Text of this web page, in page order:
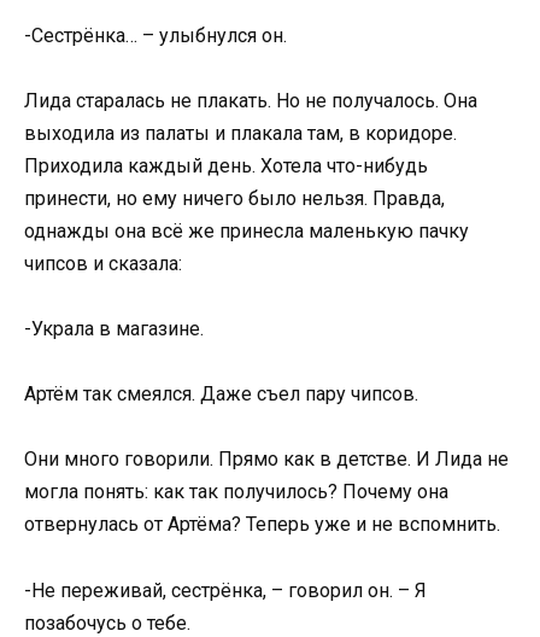
-Сестрёнка… – улыбнулся он.
Лида старалась не плакать. Но не получалось. Она
выходила из палаты и плакала там, в коридоре.
Приходила каждый день. Хотела что-нибудь
принести, но ему ничего было нельзя. Правда,
однажды она всё же принесла маленькую пачку
чипсов и сказала:
-Украла в магазине.
Артём так смеялся. Даже съел пару чипсов.
Они много говорили. Прямо как в детстве. И Лида не
могла понять: как так получилось? Почему она
отвернулась от Артёма? Теперь уже и не вспомнить.
-Не переживай, сестрёнка, – говорил он. – Я
позабочусь о тебе.